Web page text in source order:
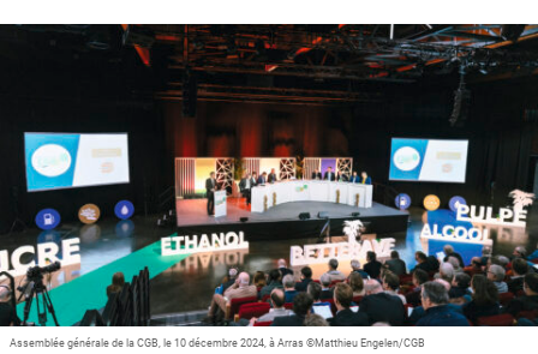
Assemblée générale de la CGB, le 10 décembre 2024, à Arras ©Matthieu Engelen/CGB